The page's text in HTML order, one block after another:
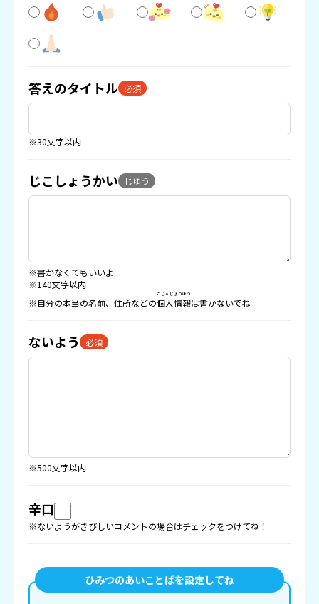
答えのタイトル 必須
※30文字以内
じこしょうかい じゆう
※書かなくてもいいよ
※140文字以内
※自分の本当の名前、住所などの個人情報
こじんじょうほう
は書かないでね
ないよう 必須
※500文字以内
辛口
※ないようがきびしいコメントの場合はチェックをつけてね！
ひみつのあいことばを設定してね